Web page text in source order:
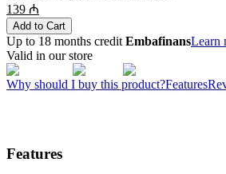
139 ₼
Add to Cart
Up to 18 months credit EmbafinansLearn
Valid in our store
Why should I buy this product?Features
Features